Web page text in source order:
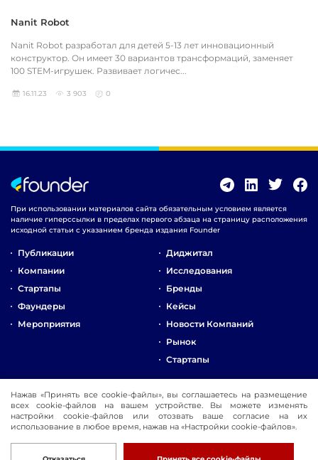
Nanit Robot
Nanit Robot разработал для детей 5-13 лет инновационный
конструктор. Он имеет 30 вариантов трансформаций, заменяет
100 STEM-игрушек. Развивает логичес...
16.11.23 3 903 0
При использовании материалов сайта обязательным условием является
наличие гиперссылки в пределах первого абзаца на страницу расположения
исходной статьи с указанием бренда издания Founder
Публикации
Компании
Стартапы
Фаундеры
Мероприятия
Диджитал
Исследования
Бренды
Кейсы
Новости Компаний
Рынок
Стартапы
Реклама
Контакты
Нажав «Принять все cookie-файлы», вы соглашаетесь на размещение
всех cookie-файлов на вашем устройстве. Вы можете изменять
настройки cookie-файлов или отозвать ваше согласие на их
использование в любое время, нажав на «Настройки cookie-файлов».